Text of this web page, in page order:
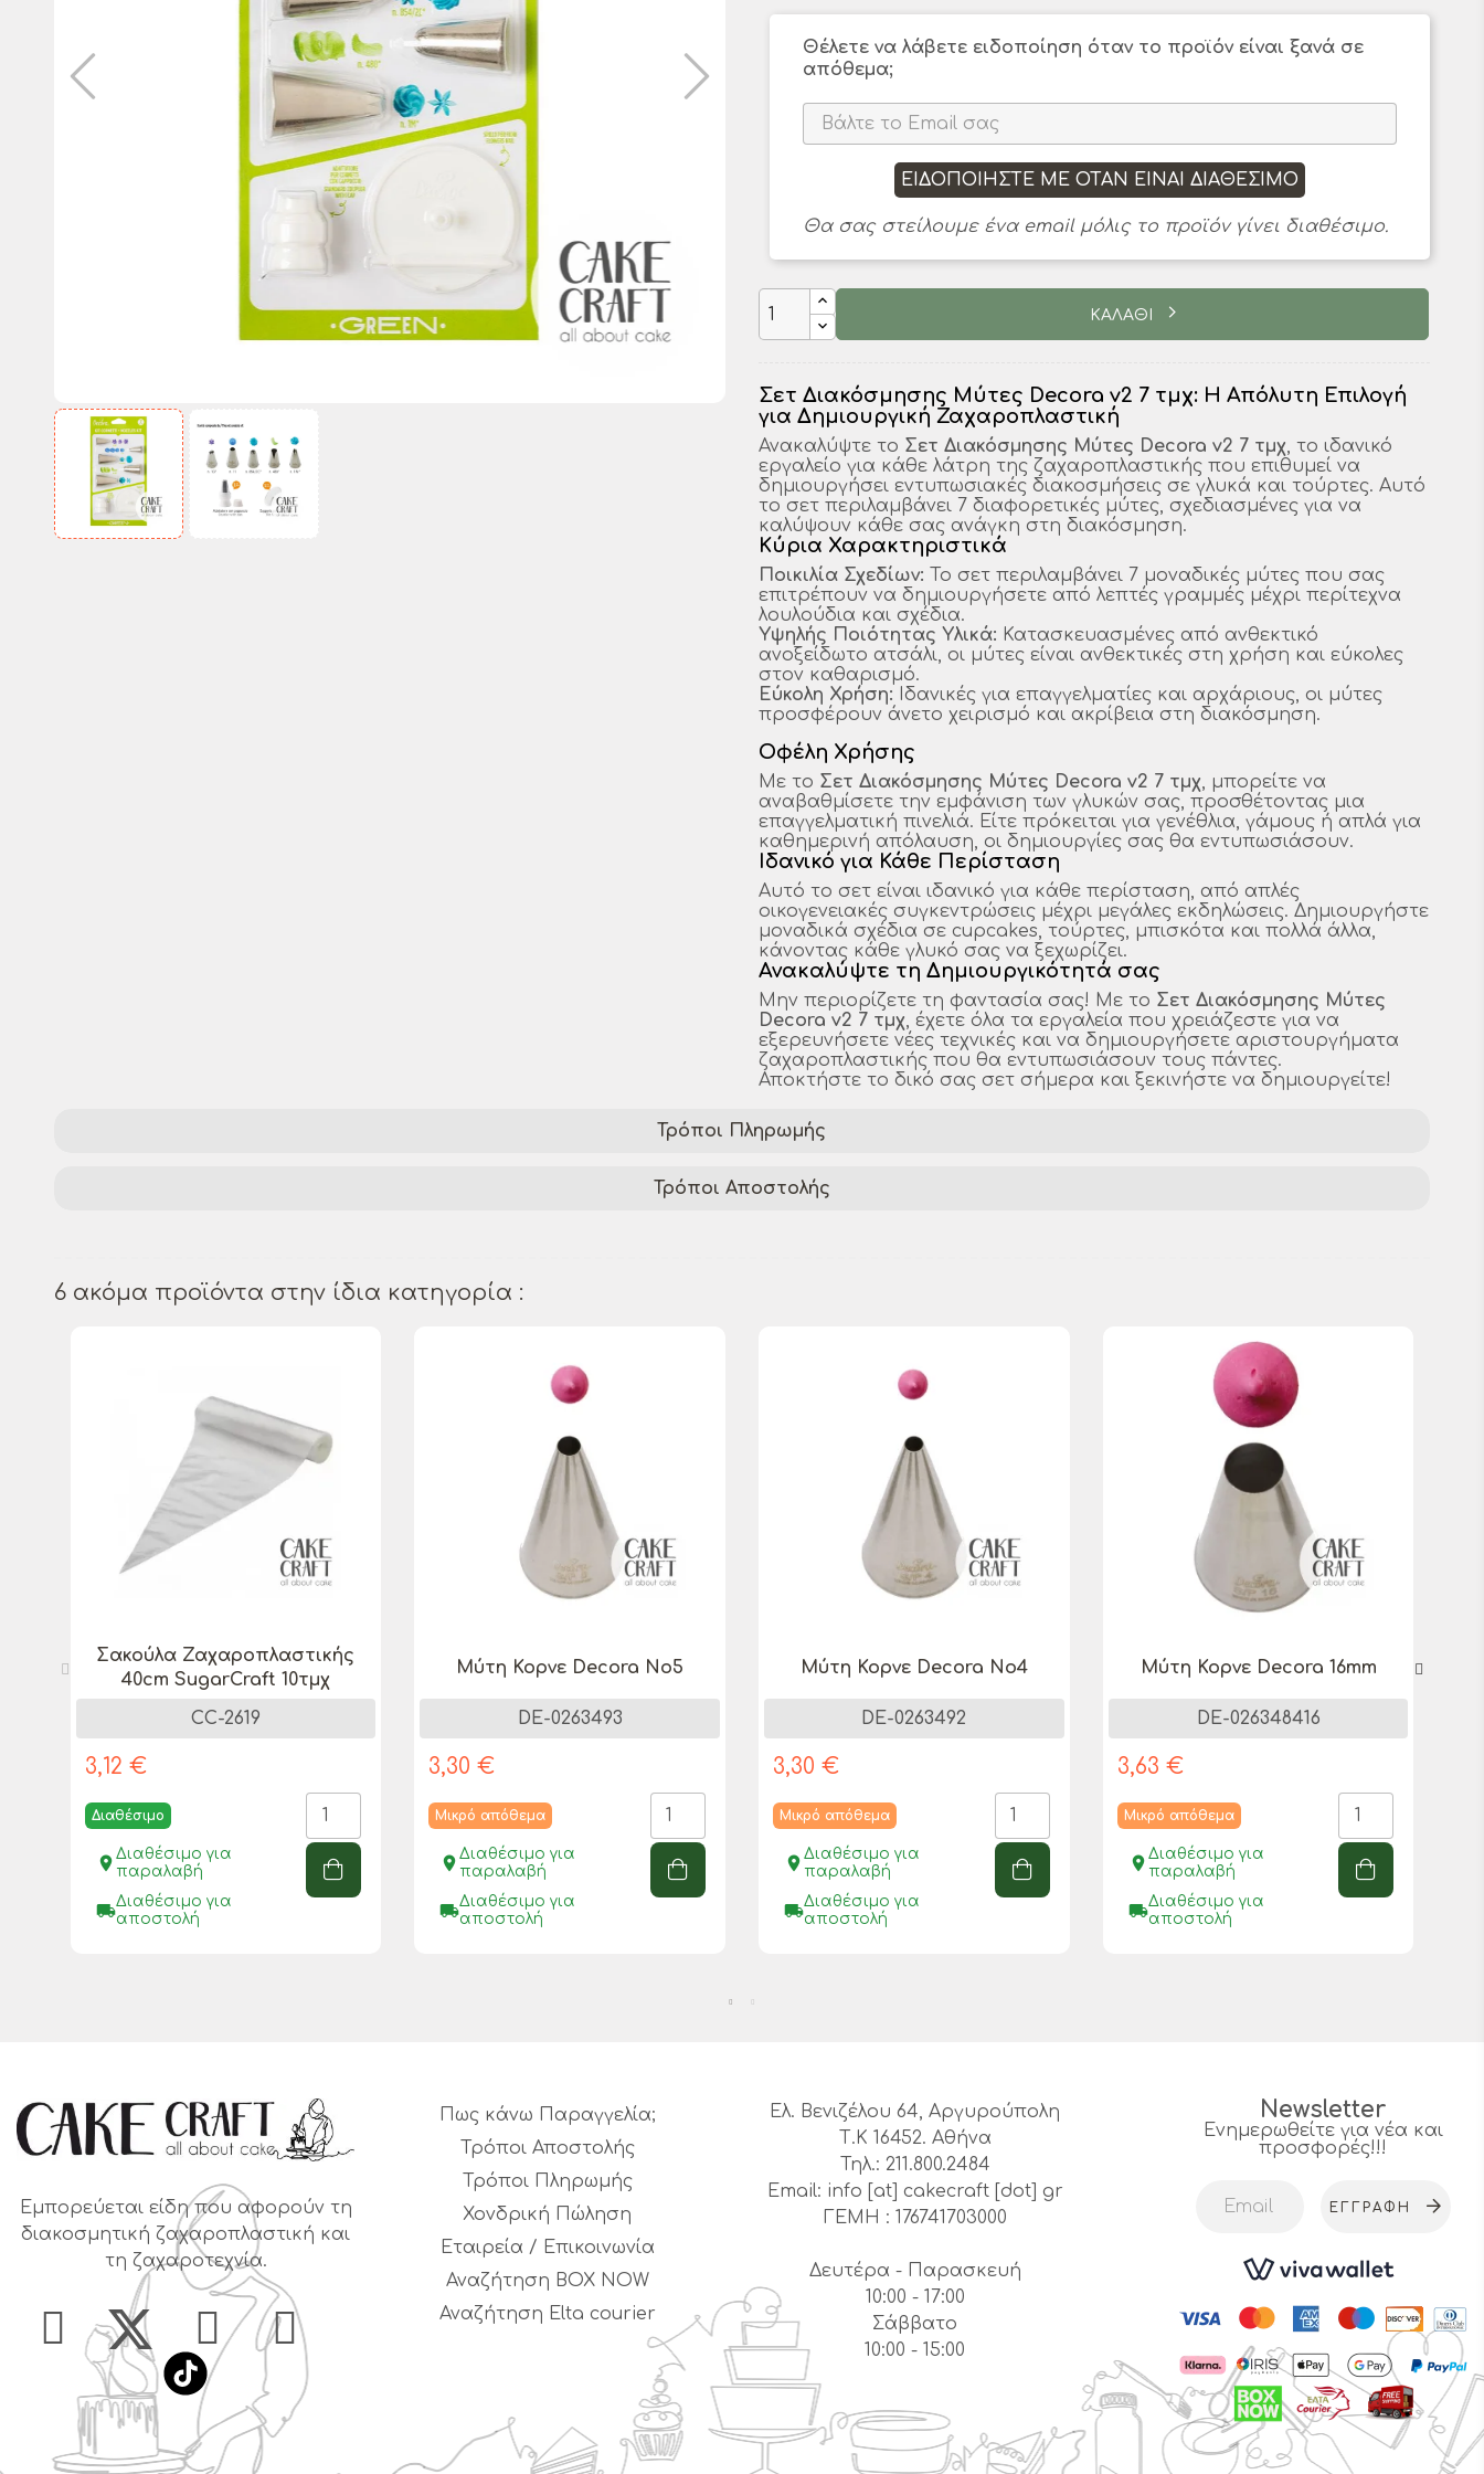
Θέλετε να λάβετε ειδοποίηση όταν το προϊόν είναι ξανά σε
απόθεμα;
ΕΙΔΟΠΟΙΉΣΤΕ ΜΕ ΌΤΑΝ ΕΊΝΑΙ ΔΙΑΘΈΣΙΜΟ
Θα σας στείλουμε ένα email μόλις το προϊόν γίνει διαθέσιμο.
ΚΑΛΑΘΙ
Σετ Διακόσμησης Μύτες Decora v2 7 τμχ: Η Απόλυτη Επιλογή
για Δημιουργική Ζαχαροπλαστική
Ανακαλύψτε το Σετ Διακόσμησης Μύτες Decora v2 7 τμχ, το ιδανικό
εργαλείο για κάθε λάτρη της ζαχαροπλαστικής που επιθυμεί να
δημιουργήσει εντυπωσιακές διακοσμήσεις σε γλυκά και τούρτες. Αυτό
το σετ περιλαμβάνει 7 διαφορετικές μύτες, σχεδιασμένες για να
καλύψουν κάθε σας ανάγκη στη διακόσμηση.
Κύρια Χαρακτηριστικά
Ποικιλία Σχεδίων: Το σετ περιλαμβάνει 7 μοναδικές μύτες που σας
επιτρέπουν να δημιουργήσετε από λεπτές γραμμές μέχρι περίτεχνα
λουλούδια και σχέδια.
Υψηλής Ποιότητας Υλικά: Κατασκευασμένες από ανθεκτικό
ανοξείδωτο ατσάλι, οι μύτες είναι ανθεκτικές στη χρήση και εύκολες
στον καθαρισμό.
Εύκολη Χρήση: Ιδανικές για επαγγελματίες και αρχάριους, οι μύτες
προσφέρουν άνετο χειρισμό και ακρίβεια στη διακόσμηση.
Οφέλη Χρήσης
Με το Σετ Διακόσμησης Μύτες Decora v2 7 τμχ, μπορείτε να
αναβαθμίσετε την εμφάνιση των γλυκών σας, προσθέτοντας μια
επαγγελματική πινελιά. Είτε πρόκειται για γενέθλια, γάμους ή απλά για
καθημερινή απόλαυση, οι δημιουργίες σας θα εντυπωσιάσουν.
Ιδανικό για Κάθε Περίσταση
Αυτό το σετ είναι ιδανικό για κάθε περίσταση, από απλές
οικογενειακές συγκεντρώσεις μέχρι μεγάλες εκδηλώσεις. Δημιουργήστε
μοναδικά σχέδια σε cupcakes, τούρτες, μπισκότα και πολλά άλλα,
κάνοντας κάθε γλυκό σας να ξεχωρίζει.
Ανακαλύψτε τη Δημιουργικότητά σας
Μην περιορίζετε τη φαντασία σας! Με το Σετ Διακόσμησης Μύτες
Decora v2 7 τμχ, έχετε όλα τα εργαλεία που χρειάζεστε για να
εξερευνήσετε νέες τεχνικές και να δημιουργήσετε αριστουργήματα
ζαχαροπλαστικής που θα εντυπωσιάσουν τους πάντες.
Αποκτήστε το δικό σας σετ σήμερα και ξεκινήστε να δημιουργείτε!
Τρόποι Πληρωμής
Τρόποι Αποστολής
6 ακόμα προϊόντα στην ίδια κατηγορία :
Σακούλα Ζαχαροπλαστικής
40cm SugarCraft 10τμχ
CC-2619
3,12 €
Διαθέσιμο
place Διαθέσιμο για
παραλαβή
local_shippingΔιαθέσιμο για
αποστολή
Μύτη Κορνε Decora Νο5
DE-0263493
3,30 €
Μικρό απόθεμα
placeΔιαθέσιμο για
παραλαβή
local_shippingΔιαθέσιμο για
αποστολή
Μύτη Κορνε Decora Νο4
DE-0263492
3,30 €
Μικρό απόθεμα
place Διαθέσιμο για
παραλαβή
local_shippingΔιαθέσιμο για
αποστολή
Μύτη Κορνε Decora 16mm
DE-026348416
3,63 €
Μικρό απόθεμα
place Διαθέσιμο για
παραλαβή
local_shippingΔιαθέσιμο για
αποστολή
Εμπορεύεται είδη που αφορούν τη
διακοσμητική ζαχαροπλαστική και
τη ζαχαροτεχνία.
Πως κάνω Παραγγελία;
Τρόποι Αποστολής
Τρόποι Πληρωμής
Χονδρική Πώληση
Εταιρεία / Επικοινωνία
Αναζήτηση BOX NOW
Αναζήτηση Elta courier
Ελ. Βενιζέλου 64, Αργυρούπολη
Τ.Κ 16452. Αθήνα
Τηλ.: 211.800.2484
Email: info [at] cakecraft [dot] gr
ΓΕΜΗ : 176741703000
Δευτέρα - Παρασκευή
10:00 - 17:00
Σάββατο
10:00 - 15:00
Newsletter
Ενημερωθείτε για νέα και
προσφορές!!!
ΕΓΓΡΑΦΉ